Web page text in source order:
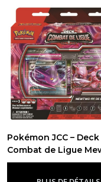
Pokémon JCC – Deck
Combat de Ligue
ex Team Rocket (FR)